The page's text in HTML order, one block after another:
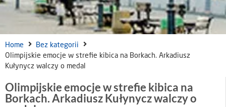
Home
Bez kategorii
Olimpijskie emocje w strefie kibica na Borkach. Arkadiusz
Kułynycz walczy o medal
Olimpijskie emocje w strefie kibica na
Borkach. Arkadiusz Kułynycz walczy o